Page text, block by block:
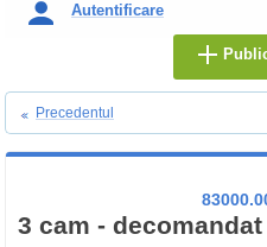
Autentificare
Precedentul
3 cam -